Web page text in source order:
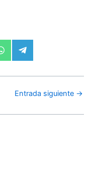
Entrada siguiente →